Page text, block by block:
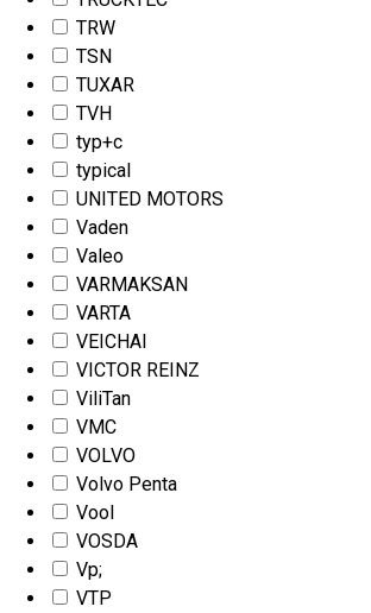
TRW
TSN
TUXAR
TVH
typ+c
typical
UNITED MOTORS
Vaden
Valeo
VARMAKSAN
VARTA
VEICHAI
VICTOR REINZ
ViliTan
VMC
VOLVO
Volvo Penta
Vool
VOSDA
Vp;
VTP